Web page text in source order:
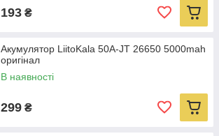
193 ₴
Акумулятор LiitoKala 50A-JT 26650 5000mah
оригінал
В наявності
299 ₴